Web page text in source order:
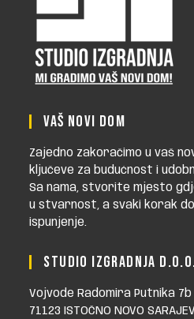
VAŠ NOVI DOM
Zajedno zakoračimo u vaš
ključeve za budućnost i
Sa nama, stvorite mjesto
u stvarnost, a svaki korak
ispunjenje.
STUDIO IZGRADNJA
Vojvode Radomira Putnika 7b
71123 ISTOČNO NOVO